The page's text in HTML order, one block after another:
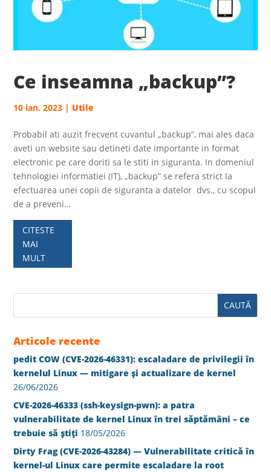
Ce inseamna „backup”?
10 ian. 2023 | Utile
Probabil ati auzit frecvent cuvantul „backup”, mai ales daca
aveti un website sau detineti date importante in format
electronic pe care doriti sa le stiti in siguranta. In domeniul
tehnologiei informatiei (IT), „backup” se refera strict la
efectuarea unei copii de siguranta a datelor dvs., cu scopul
de a preveni…
CITESTE
MAI
MULT
Articole recente
pedit COW (CVE-2026-46331): escaladare de privilegii în
kernelul Linux — mitigare și actualizare de kernel
26/06/2026
CVE-2026-46333 (ssh-keysign-pwn): a patra
vulnerabilitate de kernel Linux în trei săptămâni – ce
trebuie să știți 18/05/2026
Dirty Frag (CVE-2026-43284) — Vulnerabilitate critică în
kernel-ul Linux care permite escaladare la root